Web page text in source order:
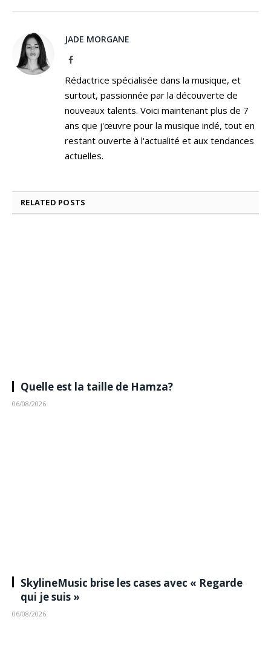
JADE MORGANE
Facebook
Rédactrice spécialisée dans la musique, et
surtout, passionnée par la découverte de
nouveaux talents. Voici maintenant plus de 7
ans que j'œuvre pour la musique indé, tout en
restant ouverte à l'actualité et aux tendances
actuelles.
RELATED POSTS
Quelle est la taille de Hamza?
06/08/2026
SkylineMusic brise les cases avec « Regarde
qui je suis »
06/08/2026